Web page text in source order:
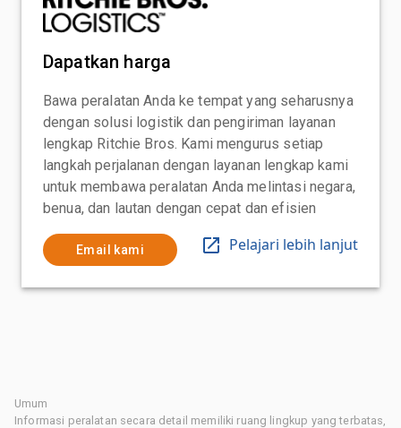
Dapatkan harga
Bawa peralatan Anda ke tempat yang seharusnya
dengan solusi logistik dan pengiriman layanan
lengkap Ritchie Bros. Kami mengurus setiap
langkah perjalanan dengan layanan lengkap kami
untuk membawa peralatan Anda melintasi negara,
benua, dan lautan dengan cepat dan efisien
Email kami Pelajari lebih lanjut
Umum
Informasi peralatan secara detail memiliki ruang lingkup yang terbatas,